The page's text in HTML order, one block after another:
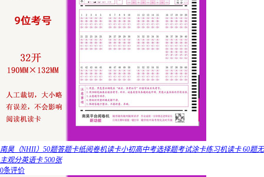
南昊（NHII）50题答题卡纸阅卷机读卡小初高中考选择题考试涂卡练习机读卡 60题无
主观分英语卡 500张
0条评价